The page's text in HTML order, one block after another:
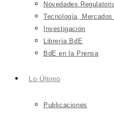
Novedades
Tecnología,
Investigación
Librería BdE
BdE en la Prensa
Lo Último
Publicaciones